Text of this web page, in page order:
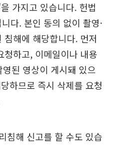
가지고 있습니다. 헌법
다. 본인 동의 없이 촬영·
해에 해당합니다. 먼저
청하고, 이메일이나 내용
된 영상이 게시돼 있으
하므로 즉시 삭제를 요청
침해 신고를 할 수도 있습